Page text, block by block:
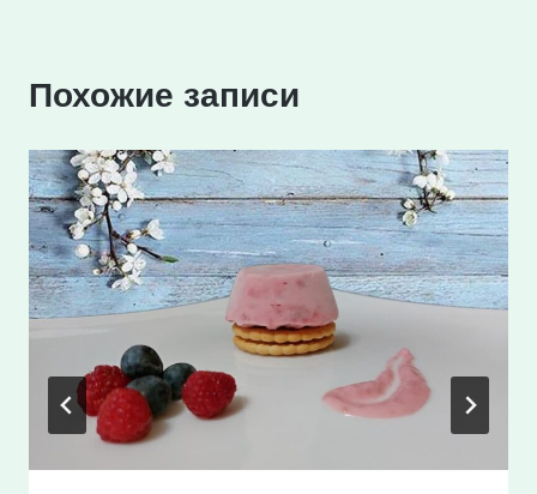
Похожие записи